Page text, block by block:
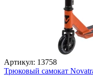
Артикул: 13758
Трюковый самокат